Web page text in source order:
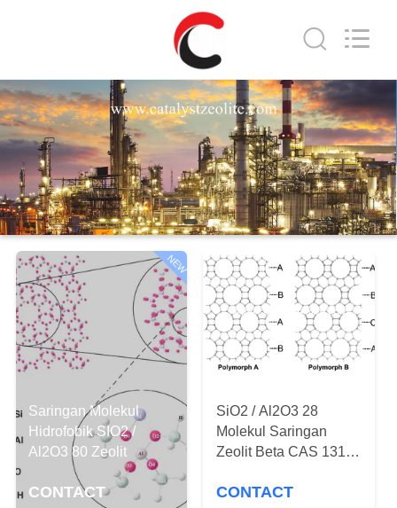
RUMAH
PRODUK
TENTANG
KAMI
TUR
PABRIK
KONTROL
KUALITAS
HUBUNGI
KAMI
NEW
Saringan Molekul
Hidrofobik SIO2 /
Al2O3 80 Zeolit
CONTACT
SiO2 / Al2O3 28
Molekul Saringan
Zeolit ​​Beta CAS 1318
CONTACT